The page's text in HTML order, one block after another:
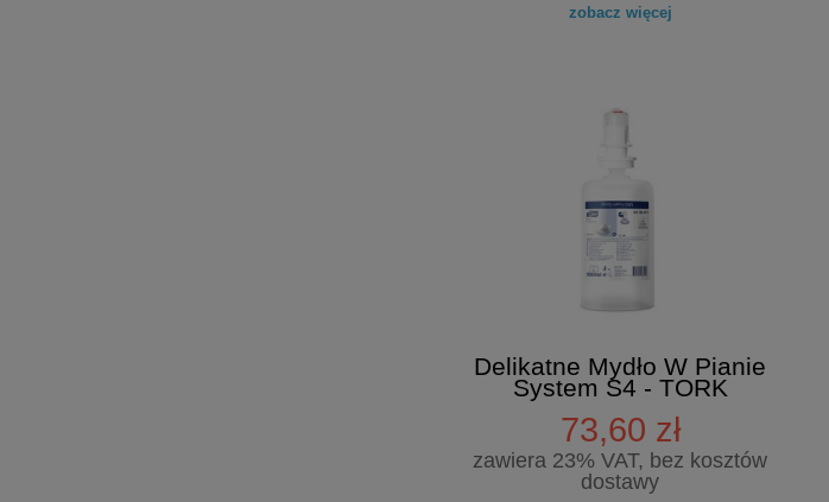
zobacz więcej
Delikatne Mydło W Pianie
System S4 - TORK
73,60 zł
zawiera 23% VAT, bez kosztów
dostawy